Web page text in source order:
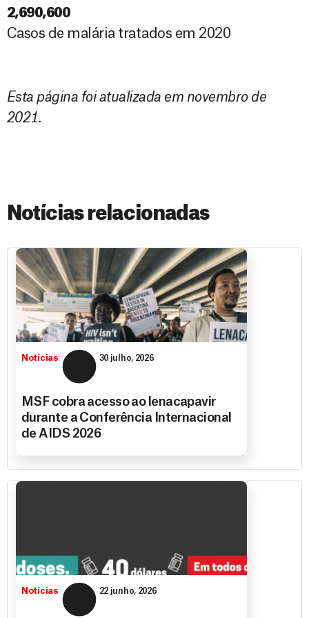
2,690,600
Casos de malária tratados em 2020
Esta página foi atualizada em novembro de
2021.
Notícias relacionadas
Notícias 30 julho, 2026
MSF cobra acesso ao lenacapavir
durante a Conferência Internacional
de AIDS 2026
Notícias 22 junho, 2026